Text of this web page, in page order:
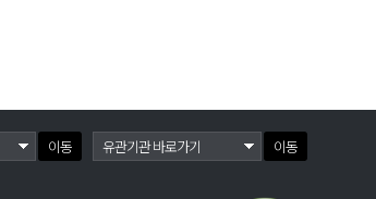
이동 이동